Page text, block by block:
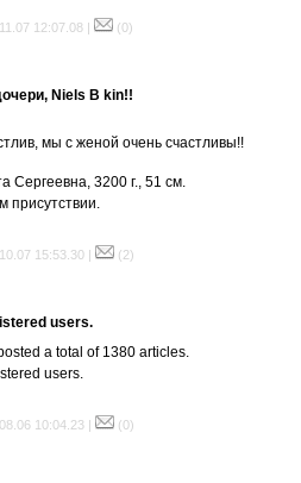
12:07.08 | (0)
Niels B kin!!
мы с женой очень счастливы!!
Сергеевна, 3200 г., 51 см.
присутствии.
15:53.30 | (2)
users.
a total of 1380 articles.
users.
10:04.23 | (0)